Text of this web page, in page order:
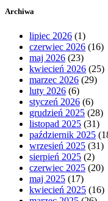
Archiwa
lipiec 2026 (1)
czerwiec 2026 (16)
maj 2026 (23)
kwiecień 2026 (25)
marzec 2026 (29)
luty 2026 (6)
styczeń 2026 (6)
grudzień 2025 (28)
listopad 2025 (31)
październik 2025
wrzesień 2025 (31)
sierpień 2025 (2)
czerwiec 2025 (20)
maj 2025 (17)
kwiecień 2025 (16)